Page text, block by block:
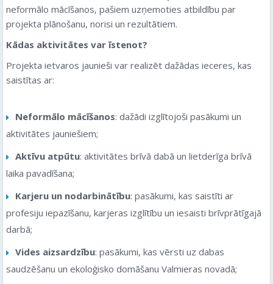
neformālo mācīšanos, pašiem uzņemoties atbildību par
projekta plānošanu, norisi un rezultātiem.
Kādas aktivitātes var īstenot?
Projekta ietvaros jaunieši var realizēt dažādas ieceres, kas
saistītas ar:
Neformālo mācīšanos: dažādi izglītojoši pasākumi un
aktivitātes jauniešiem;
Aktīvu atpūtu: aktivitātes brīvā dabā un lietderīga brīvā
laika pavadīšana;
Karjeru un nodarbinātību: pasākumi, kas saistīti ar
profesiju iepazīšanu, karjeras izglītību un iesaisti brīvprātīgajā
darbā;
Vides aizsardzību: pasākumi, kas vērsti uz dabas
saudzēšanu un ekoloģisko domāšanu Valmieras novadā;